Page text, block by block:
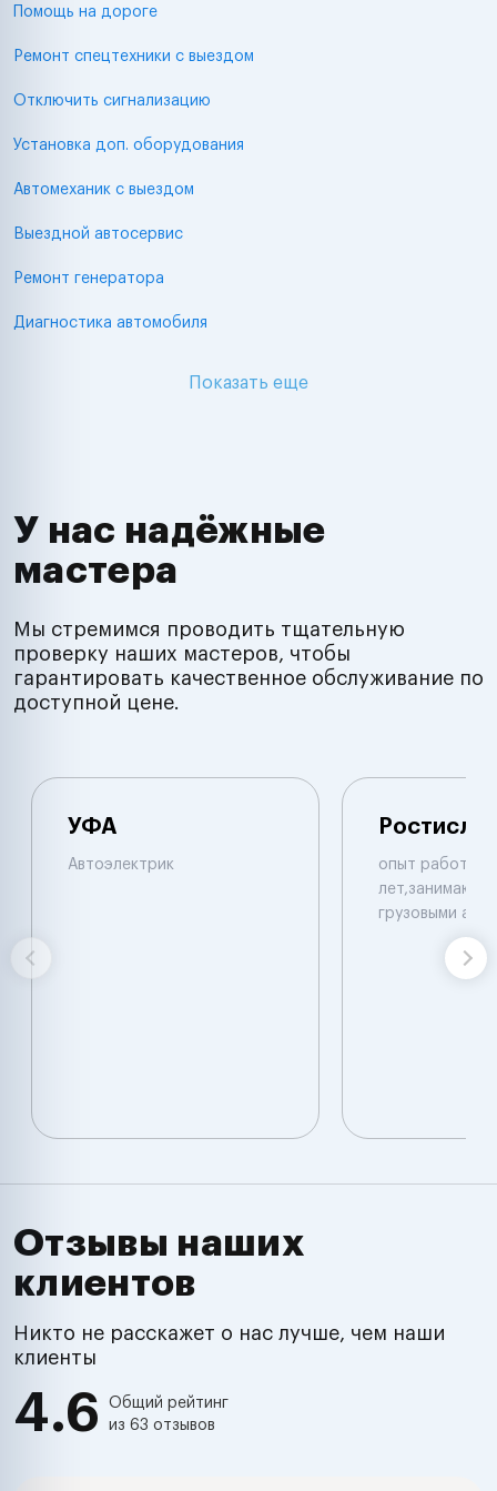
Помощь на дороге
Ремонт спецтехники с выездом
Отключить сигнализацию
Установка доп. оборудования
Автомеханик с выездом
Выездной автосервис
Ремонт генератора
Диагностика автомобиля
Показать еще
У нас надёжные
мастера
Мы стремимся проводить тщательную
проверку наших мастеров, чтобы
гарантировать качественное обслуживание по
доступной цене.
УФА
Автоэлектрик
Ростислав
опыт работы
лет,занимаюсь
грузовыми
Отзывы наших
клиентов
Никто не расскажет о нас лучше, чем наши
клиенты
4.6
Общий рейтинг
из 63 отзывов